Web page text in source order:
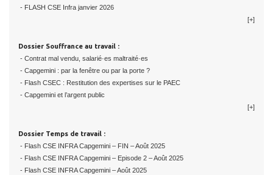
- FLASH CSE Infra janvier 2026
[+]
Dossier Souffrance au travail :
- Contrat mal vendu, salarié·es maltraité·es
- Capgemini : par la fenêtre ou par la porte ?
- Flash CSEC : Restitution des expertises sur le PAEC
- Capgemini et l’argent public
[+]
Dossier Temps de travail :
- Flash CSE INFRA Capgemini – FIN – Août 2025
- Flash CSE INFRA Capgemini – Episode 2 – Août 2025
- Flash CSE INFRA Capgemini – Août 2025